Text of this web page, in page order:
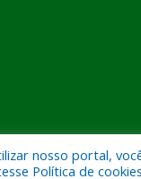
nosso portal,
Política de